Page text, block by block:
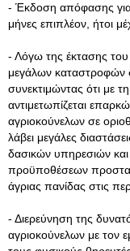
- Έκδοση απόφασης
μήνες επιπλέον, ήτοι
- Λόγω της έκτασης
μεγάλων καταστροφών
συνεκτιμώντας ότι με
αντιμετωπίζεται
αγριοκούνελων σε
λάβει μεγάλες
δασικών υπηρεσιών
προϋποθέσεων
άγριας πανίδας στις
- Διερεύνηση της
αγριοκούνελων με τον